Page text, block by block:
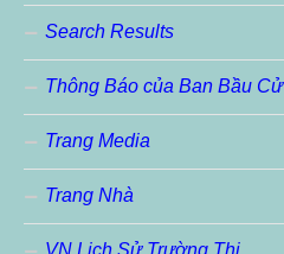
Search Results
Thông Báo của Ban Bầu Cử
Trang Media
Trang Nhà
VN Lịch Sử Trường Thi